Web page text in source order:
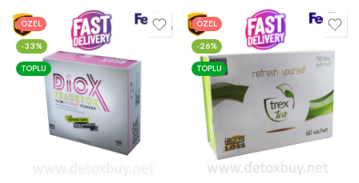
ÖZEL
-33%
TOPLU
ÖZEL
-26%
TOPLU